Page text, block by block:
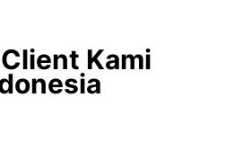
Kami